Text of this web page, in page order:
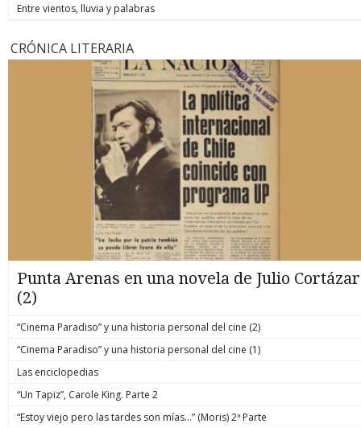
Entre vientos, lluvia y palabras
CRÓNICA LITERARIA
Punta Arenas en una novela de Julio Cortázar
(2)
“Cinema Paradiso” y una historia personal del cine (2)
“Cinema Paradiso” y una historia personal del cine (1)
Las enciclopedias
“Un Tapiz”, Carole King. Parte 2
“Estoy viejo pero las tardes son mías…” (Moris) 2ª Parte